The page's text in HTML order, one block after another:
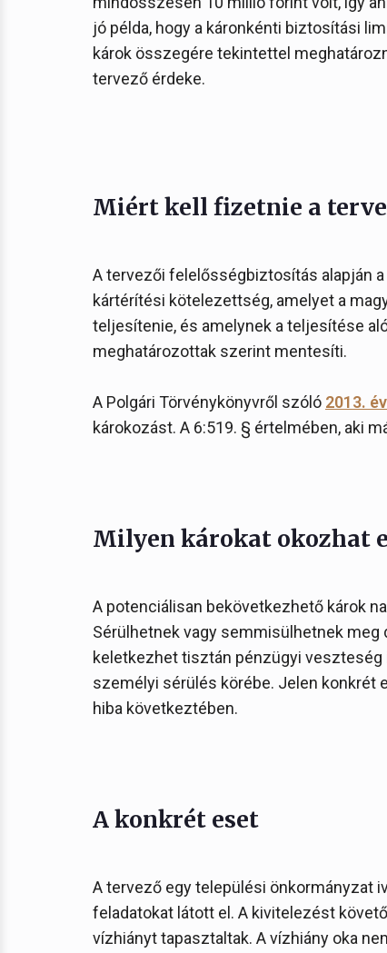
jó példa, hogy a káronkénti biztosítási
károk összegére tekintettel
tervező érdeke.
Miért kell fizetnie a
A tervezői felelősségbiztosítás alapján
kártérítési kötelezettség, amelyet a
teljesítenie, és amelynek a teljesítése
meghatározottak szerint mentesíti.
A Polgári Törvénykönyvről szóló 2013.
károkozást. A 6:519. § értelmében, aki
Milyen károkat okozhat
A potenciálisan bekövetkezhető károk
Sérülhetnek vagy semmisülhetnek
keletkezhet tisztán pénzügyi veszteség
személyi sérülés körébe. Jelen
hiba következtében.
A konkrét eset
A tervező egy települési önkormányzat
feladatokat látott el. A kivitelezést
vízhiányt tapasztaltak. A vízhiány oka